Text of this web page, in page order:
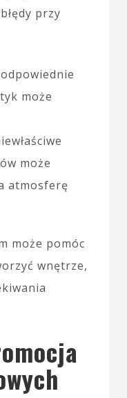
przy
może
może
atmosferę
może pomóc
wnętrze,